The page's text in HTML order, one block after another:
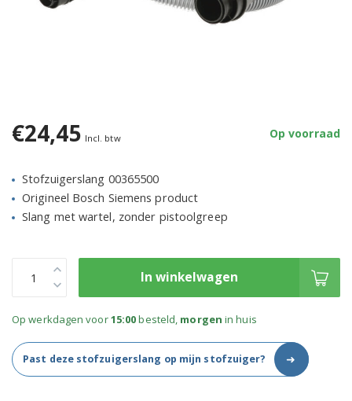
€24,45 Incl. btw Op voorraad
Stofzuigerslang 00365500
Origineel Bosch Siemens product
Slang met wartel, zonder pistoolgreep
In winkelwagen
Op werkdagen voor15:00besteld, morgen in huis
Past deze stofzuigerslang op mijn stofzuiger? ➜